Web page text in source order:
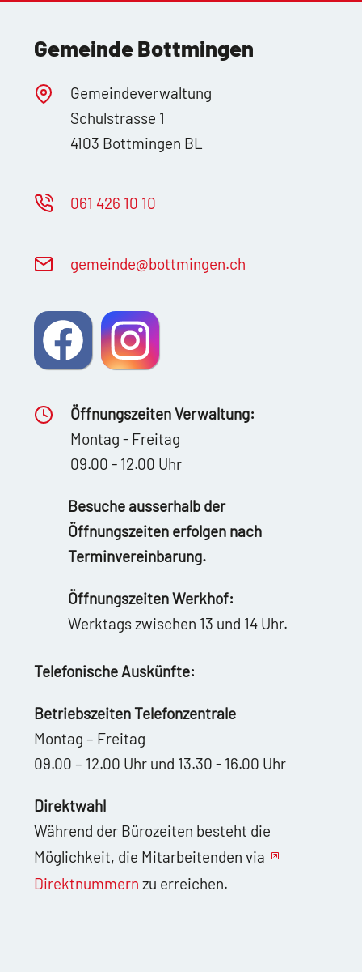
Gemeinde Bottmingen
Gemeindeverwaltung
Schulstrasse 1
4103 Bottmingen BL
061 426 10 10
g m nd b ttm ng n ch
Öffnungszeiten Verwaltung:
Montag - Freitag
09.00 - 12.00 Uhr
Besuche ausserhalb der
Öffnungszeiten erfolgen nach
Terminvereinbarung.
Öffnungszeiten Werkhof:
Werktags zwischen 13 und 14 Uhr.
Telefonische Auskünfte:
Betriebszeiten Telefonzentrale
Montag – Freitag
09.00 – 12.00 Uhr und 13.30 - 16.00 Uhr
Direktwahl
Während der Bürozeiten besteht die
Möglichkeit, die Mitarbeitenden via
Direktnummern zu erreichen.